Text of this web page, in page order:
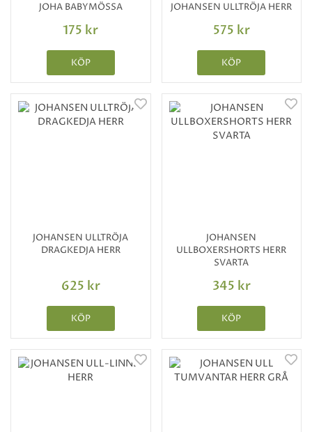
JOHA BABYMÖSSA
175 kr
KÖP
JOHANSEN ULLTRÖJA HERR
575 kr
KÖP
JOHANSEN ULLTRÖJA
DRAGKEDJA HERR
625 kr
KÖP
JOHANSEN
ULLBOXERSHORTS HERR
SVARTA
345 kr
KÖP